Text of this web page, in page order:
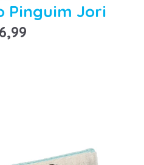
Pinguim Jori